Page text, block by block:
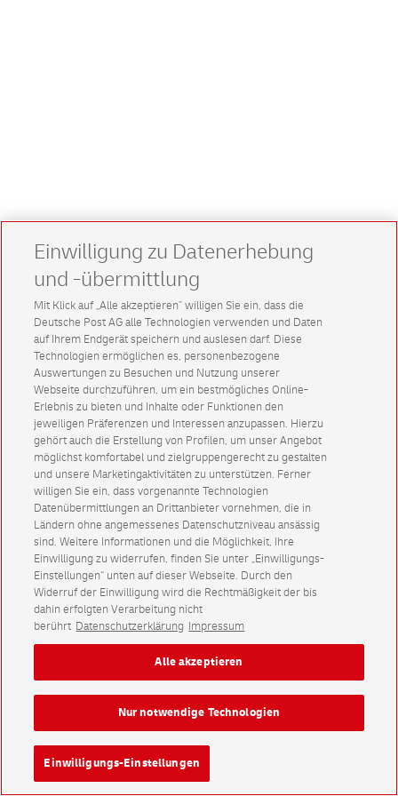
Einwilligung zu Datenerhebung
und -übermittlung
Mit Klick auf „Alle akzeptieren” willigen Sie ein, dass die
Deutsche Post AG alle Technologien verwenden und Daten
auf Ihrem Endgerät speichern und auslesen darf. Diese
Technologien ermöglichen es, personenbezogene
Auswertungen zu Besuchen und Nutzung unserer
Webseite durchzuführen, um ein bestmögliches Online-
Erlebnis zu bieten und Inhalte oder Funktionen den
jeweiligen Präferenzen und Interessen anzupassen. Hierzu
gehört auch die Erstellung von Profilen, um unser Angebot
möglichst komfortabel und zielgruppengerecht zu gestalten
und unsere Marketingaktivitäten zu unterstützen. Ferner
willigen Sie ein, dass vorgenannte Technologien
Datenübermittlungen an Drittanbieter vornehmen, die in
Ländern ohne angemessenes Datenschutzniveau ansässig
sind. Weitere Informationen und die Möglichkeit, Ihre
Einwilligung zu widerrufen, finden Sie unter „Einwilligungs-
Einstellungen“ unten auf dieser Webseite. Durch den
Widerruf der Einwilligung wird die Rechtmäßigkeit der bis
dahin erfolgten Verarbeitung nicht
berührt Datenschutzerklärung Impressum
Einwilligungs-Einstellungen
Nur notwendige Technologien
Alle akzeptieren